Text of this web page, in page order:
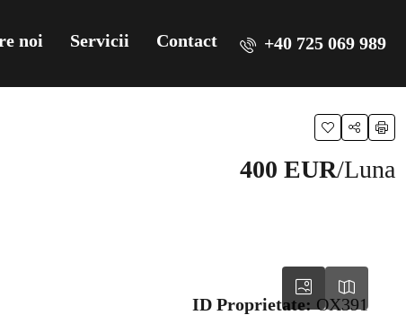
noi Servicii Contact +40 725 069 989
400 EUR/Luna
ID Proprietate: OX391